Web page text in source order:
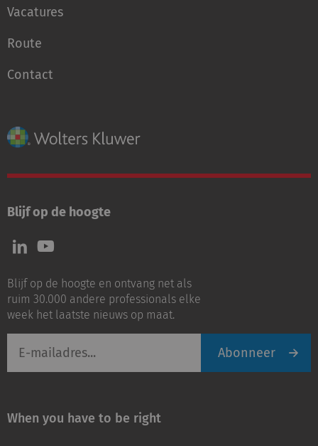
Vacatures
Route
Contact
Blijf op de hoogte
Volg
ons
LinkedIn
Volg
ons
Youtube
Blijf op de hoogte en ontvang net als
ruim 30.000 andere professionals elke
week het laatste nieuws op maat.
mailadres
Abonneer
When you have to be right